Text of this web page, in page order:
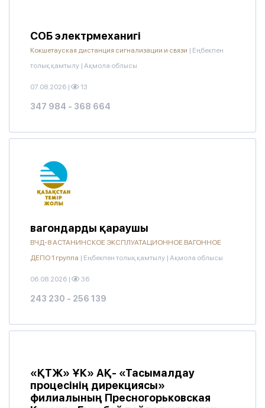
СОБ электрмеханигі
Кокшетауская дистанция сигнализации и связи | Еңбекпен
толық қамтылу | Ақмола облысы
07.08.2026 | 13
347 984 - 368 664
вагондарды қараушы
ВЧД-8 АСТАНИНСКОЕ ЭКСПЛУАТАЦИОННОЕ ВАГОННОЕ
ДЕПО 1 группа | Еңбекпен толық қамтылу | Ақмола облысы
06.08.2026 | 36
243 230 - 256 139
«ҚТЖ» ҰК» АҚ- «Тасымалдау
процесінің дирекциясы»
филиалының Пресногорьковская